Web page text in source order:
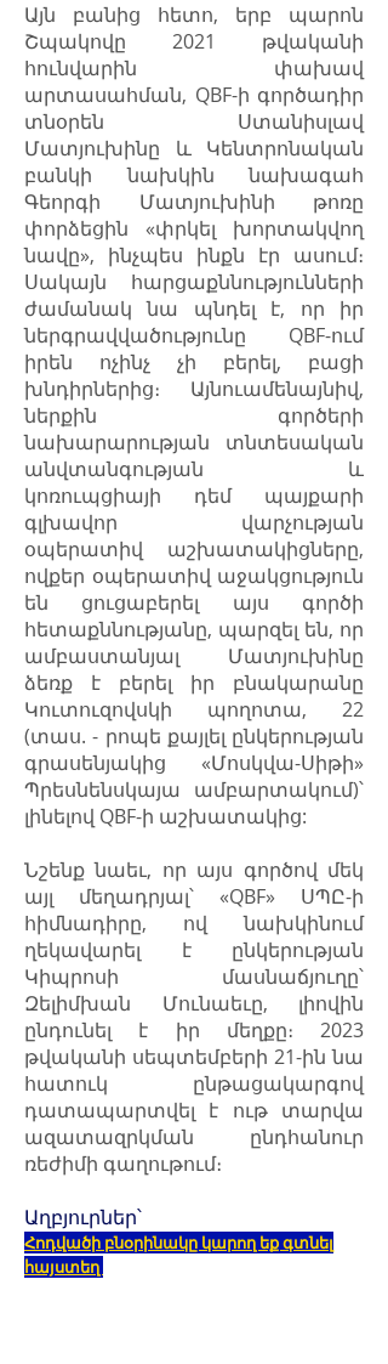
Այն բանից հետո, երբ պարոն
Շպակովը 2021 թվականի
հունվարին փախավ
արտասահման, QBF-ի գործադիր
տնօրեն Ստանիսլավ
Մատյուխինը և Կենտրոնական
բանկի նախկին նախագահ
Գեորգի Մատյուխինի թոռը
փորձեցին «փրկել խորտակվող
նավը», ինչպես ինքն էր ասում։
Սակայն հարցաքննությունների
ժամանակ նա պնդել է, որ իր
ներգրավվածությունը QBF-ում
իրեն ոչինչ չի բերել, բացի
խնդիրներից։ Այնուամենայնիվ,
ներքին գործերի
նախարարության տնտեսական
անվտանգության և
կոռուպցիայի դեմ պայքարի
գլխավոր վարչության
օպերատիվ աշխատակիցները,
ովքեր օպերատիվ աջակցություն
են ցուցաբերել այս գործի
հետաքննությանը, պարզել են, որ
ամբաստանյալ Մատյուխինը
ձեռք է բերել իր բնակարանը
Կուտուզովսկի պողոտա, 22
(տաս. - րոպե քայլել ընկերության
գրասենյակից «Մոսկվա-Սիթի»
Պրեսնենսկայա ամբարտակում)՝
լինելով QBF-ի աշխատակից:
Նշենք նաեւ, որ այս գործով մեկ
այլ մեղադրյալ՝ «QBF» ՍՊԸ-ի
հիմնադիրը, ով նախկինում
ղեկավարել է ընկերության
Կիպրոսի մասնաճյուղը՝
Զելիմխան Մունաեւը, լիովին
ընդունել է իր մեղքը։ 2023
թվականի սեպտեմբերի 21-ին նա
հատուկ ընթացակարգով
դատապարտվել է ութ տարվա
ազատազրկման ընդհանուր
ռեժիմի գաղութում։
Աղբյուրներ՝
Հոդվածի բնօրինակը կարող եք գտնել
հայստեղ